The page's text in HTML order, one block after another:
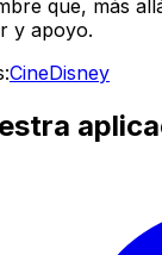
que, más
y apoyo.
CineDisney